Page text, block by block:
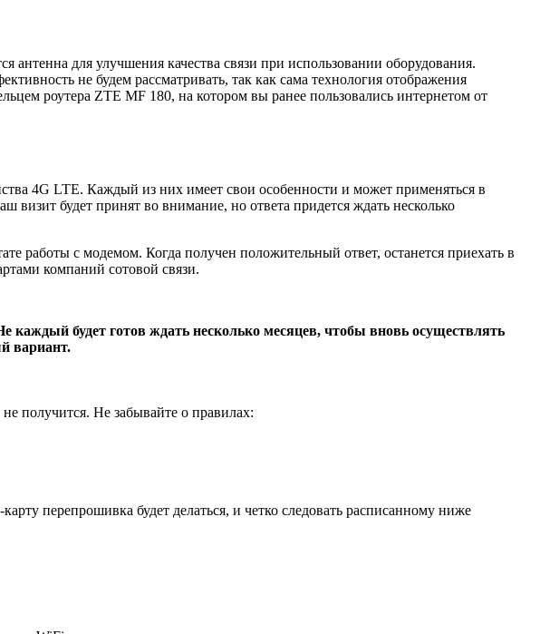
антенна для улучшения качества связи при использовании оборудования.
не будем рассматривать, так как сама технология отображения
роутера ZTE MF 180, на котором вы ранее пользовались интернетом от
4G LTE. Каждый из них имеет свои особенности и может применяться в
будет принят во внимание, но ответа придется ждать несколько
работы с модемом. Когда получен положительный ответ, останется приехать в
компаний сотовой связи.
каждый будет готов ждать несколько месяцев, чтобы вновь осуществлять
вариант.
получится. Не забывайте о правилах:
перепрошивка будет делаться, и четко следовать расписанному ниже